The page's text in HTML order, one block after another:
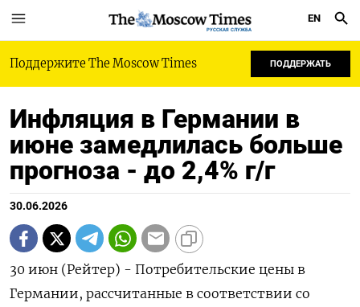
РУССКАЯ СЛУЖБА
EN
Поддержите The Moscow Times ПОДДЕРЖАТЬ
Инфляция в Германии в
июне замедлилась больше
прогноза - до 2,4% г/г
30.06.2026
30 июн (Рейтер) - Потребительские цены ‌в
Германии, рассчитанные ​в соответствии ​со ​